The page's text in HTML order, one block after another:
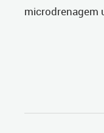
microdrenagem